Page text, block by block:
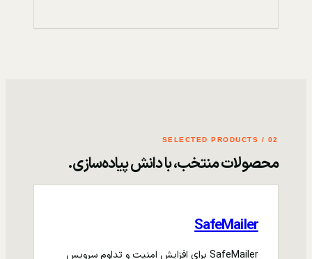
02 / SELECTED PRODUCTS
محصولات منتخب، با دانش پیاده‌سازی.
SafeMailer
SafeMailer برای افزایش امنیت و تداوم سرویس